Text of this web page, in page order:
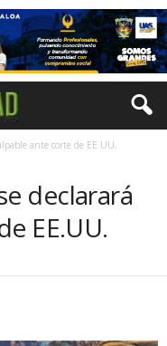
ante corte de EE.UU.
declarará
EE.UU.